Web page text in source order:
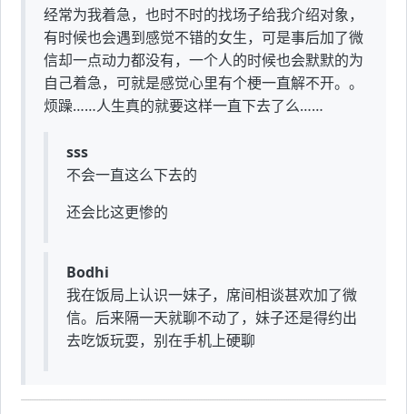
经常为我着急，也时不时的找场子给我介绍对象，
有时候也会遇到感觉不错的女生，可是事后加了微
信却一点动力都没有，一个人的时候也会默默的为
自己着急，可就是感觉心里有个梗一直解不开。。
烦躁……人生真的就要这样一直下去了么……
sss
不会一直这么下去的
还会比这更惨的
Bodhi
我在饭局上认识一妹子，席间相谈甚欢加了微
信。后来隔一天就聊不动了，妹子还是得约出
去吃饭玩耍，别在手机上硬聊